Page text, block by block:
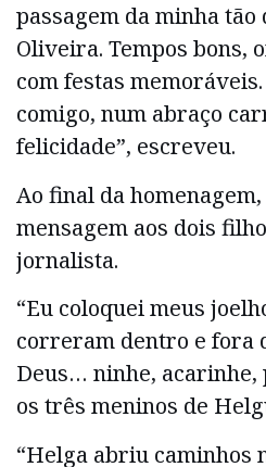
passagem da minha
Oliveira. Tempos bons,
com festas
comigo, num abraço
felicidade”, escreveu.
Ao final da
mensagem aos dois
jornalista.
“Eu coloquei meus
correram dentro e fora
Deus… ninhe, acarinhe,
os três meninos de
“Helga abriu caminhos